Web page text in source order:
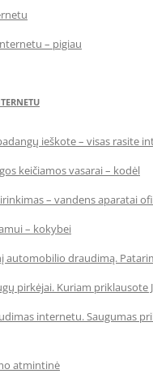
– pigiau
ieškote – visas rasite
keičiamos vasarai – kodėl
– vandens aparatai
– kokybei
automobilio draudimą.
pirkėjai. Kuriam priklausote
internetu. Saugumas
atmintinė